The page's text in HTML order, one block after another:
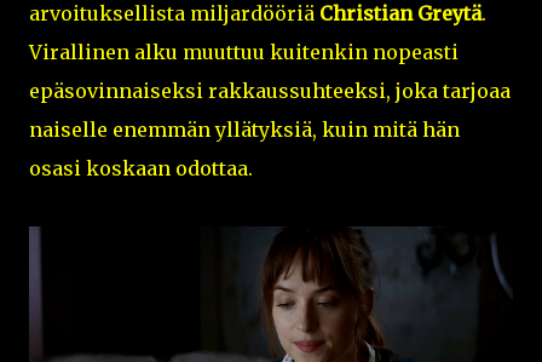
arvoituksellista miljardööriä Christian Greytä.
Virallinen alku muuttuu kuitenkin nopeasti
epäsovinnaiseksi rakkaussuhteeksi, joka tarjoaa
naiselle enemmän yllätyksiä, kuin mitä hän
osasi koskaan odottaa.